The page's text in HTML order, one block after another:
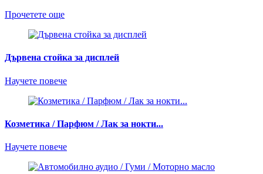
Прочетете още
Дървена стойка за дисплей
Научете повече
Козметика / Парфюм / Лак за нокти...
Научете повече